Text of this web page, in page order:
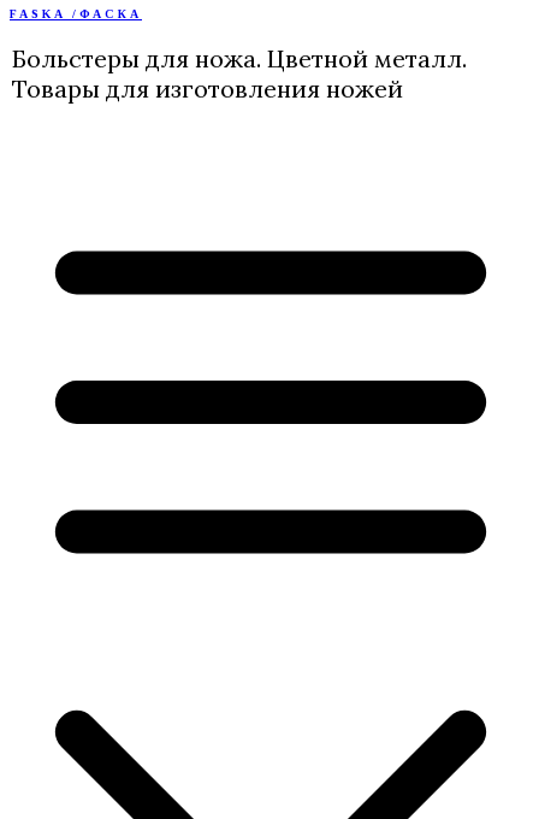
Перейти
содержимому
FASKA /ФАСКА
Больстеры для ножа. Цветной металл.
Товары для изготовления ножей